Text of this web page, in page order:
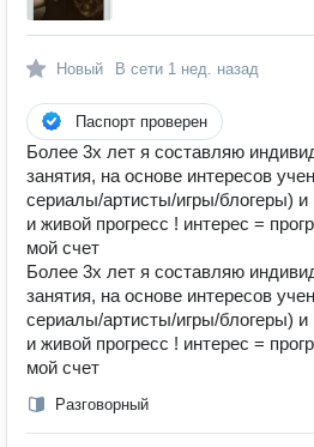
Новый В сети 1 нед. назад
Паспорт проверен
Более 3х лет я составляю
занятия, на основе интересов
сериалы/артисты/игры/блогеры)
и живой прогресс ! интерес =
мой счет
Более 3х лет я составляю
занятия, на основе интересов
сериалы/артисты/игры/блогеры)
и живой прогресс ! интерес =
мой счет
Разговорный